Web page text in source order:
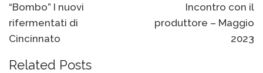
“Bombo” I nuovi
rifermentati di
Cincinnato
Incontro con il
produttore – Maggio
2023
Related Posts